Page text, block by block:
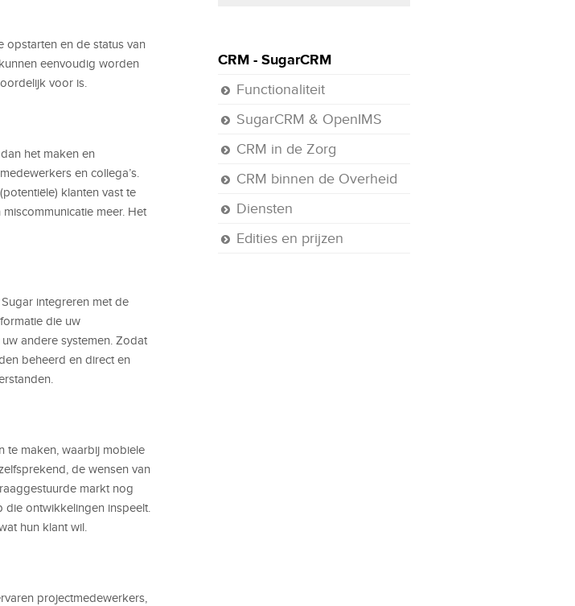
opstarten en de status van
eenvoudig worden
voor is.
het maken en
en collega’s.
klanten vast te
meer. Het
integreren met de
die uw
andere systemen. Zodat
beheerd en direct en
te maken, waarbij mobiele
de wensen van
markt nog
ontwikkelingen inspeelt.
hun klant wil.
projectmedewerkers,
CRM - SugarCRM
Functionaliteit
SugarCRM & OpenIMS
CRM in de Zorg
CRM binnen de Overheid
Diensten
Edities en prijzen